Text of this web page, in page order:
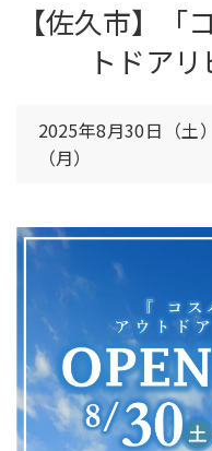
【佐久市】「
トドア
2025年8月30日（土
（月）